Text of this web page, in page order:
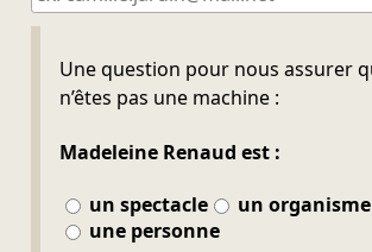
Une question pour nous assurer
n’êtes pas une machine :
Madeleine Renaud est :
un spectacle
un organisme
une personne
Ne pas remplir